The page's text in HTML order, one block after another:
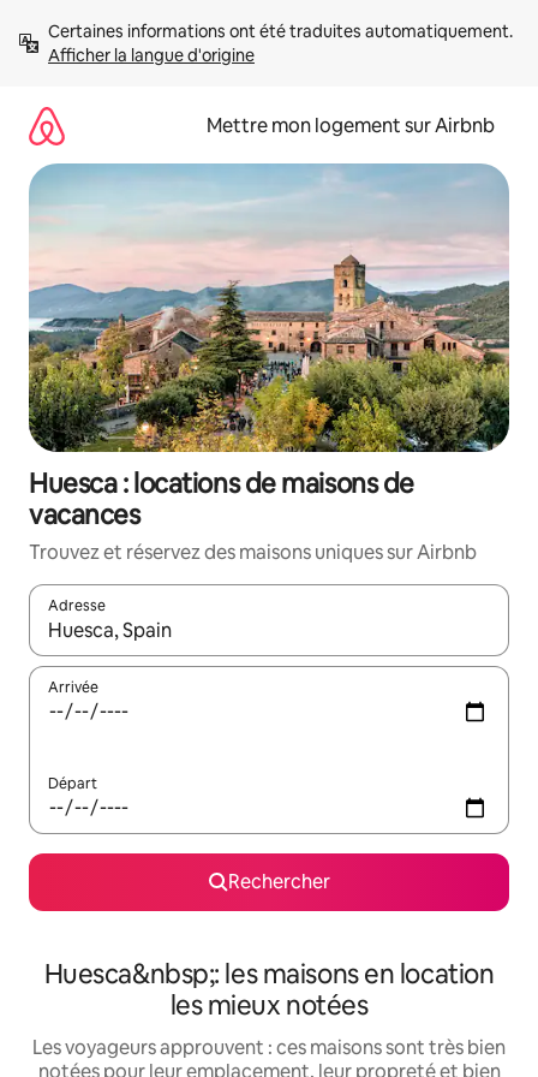
directement
Afficher la langue d'origine
Mettre mon logement sur Airbnb
Huesca : locations de maisons de
vacances
Trouvez et réservez des maisons uniques sur Airbnb
Adresse
Lorsque les résultats s'affichent, utilisez les flèches vers le
Arrivée
Départ
Rechercher
Huesca&nbsp;: les maisons en location
les mieux notées
Les voyageurs approuvent : ces maisons sont très bien
notées pour leur emplacement, leur propreté et bien